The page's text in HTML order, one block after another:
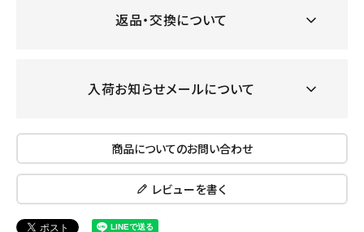
返品・交換について
入荷お知らせメールについて
商品についてのお問い合わせ
レビューを書く